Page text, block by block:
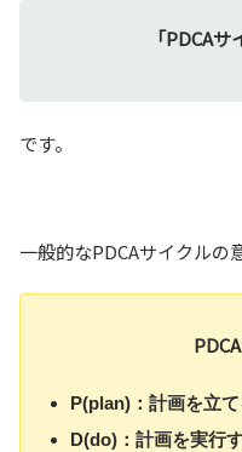
「PDCA
です。
一般的なPDCAサイクルの
P(plan) ：計画を立
D(do) ：計画を実行